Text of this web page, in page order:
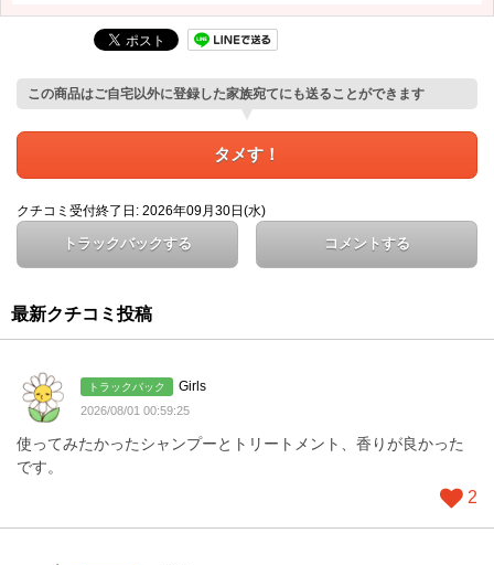
この商品はご自宅以外に登録した家族宛てにも送ることができます
タメす！
クチコミ受付終了日: 2026年09月30日(水)
トラックバックする コメントする
最新クチコミ投稿
トラックバック Girls
2026/08/01 00:59:25
使ってみたかったシャンプーとトリートメント、香りが良かった
です。
2